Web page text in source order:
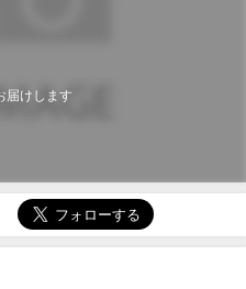
届けします